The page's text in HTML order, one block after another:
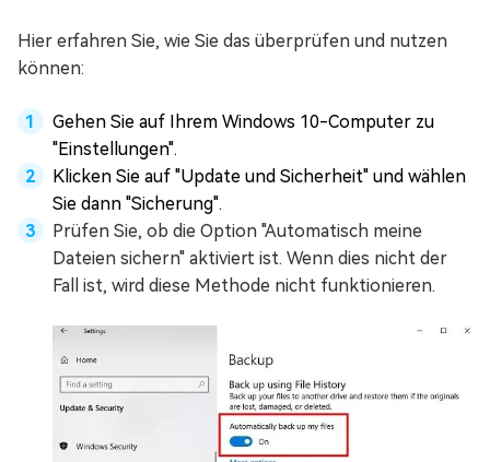
Hier erfahren Sie, wie Sie das überprüfen und nutzen
können:
Gehen Sie auf Ihrem Windows 10-Computer zu
"Einstellungen".
Klicken Sie auf "Update und Sicherheit" und wählen
Sie dann "Sicherung".
Prüfen Sie, ob die Option "Automatisch meine
Dateien sichern" aktiviert ist. Wenn dies nicht der
Fall ist, wird diese Methode nicht funktionieren.